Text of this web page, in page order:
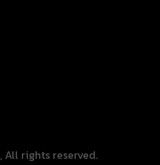
, All rights reserved.